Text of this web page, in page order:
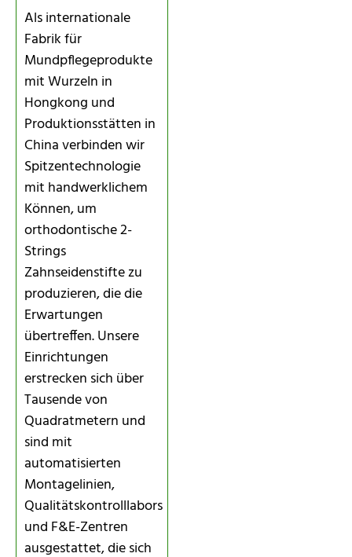
Als internationale
Fabrik für
Mundpflegeprodukte
mit Wurzeln in
Hongkong und
Produktionsstätten in
China verbinden wir
Spitzentechnologie
mit handwerklichem
Können, um
orthodontische 2-
Strings
Zahnseidenstifte zu
produzieren, die die
Erwartungen
übertreffen. Unsere
Einrichtungen
erstrecken sich über
Tausende von
Quadratmetern und
sind mit
automatisierten
Montagelinien,
Qualitätskontrolllabors
und F&E-Zentren
ausgestattet, die sich